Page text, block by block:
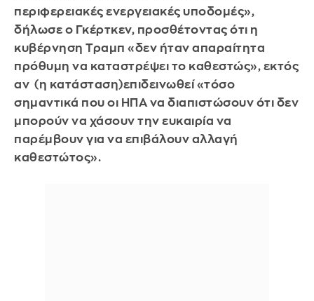
περιφερειακές ενεργειακές υποδομές»,
δήλωσε ο Γκέρτκεν, προσθέτοντας ότι η
κυβέρνηση Τραμπ «δεν ήταν απαραίτητα
πρόθυμη να καταστρέψει το καθεστώς», εκτός
αν (η κατάσταση)επιδεινωθεί «τόσο
σημαντικά που οι ΗΠΑ να διαπιστώσουν ότι δεν
μπορούν να χάσουν την ευκαιρία να
παρέμβουν για να επιβάλουν αλλαγή
καθεστώτος».